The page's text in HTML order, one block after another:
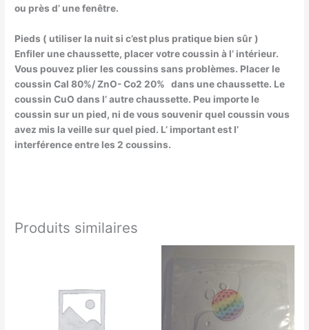
ou près d’ une fenêtre.
Pieds ( utiliser la nuit si c’est plus pratique bien sûr )
Enfiler une chaussette, placer votre coussin à l’ intérieur.
Vous pouvez plier les coussins sans problèmes. Placer le
coussin Cal 80%/ ZnO- Co2 20% dans une chaussette. Le
coussin CuO dans l’ autre chaussette. Peu importe le
coussin sur un pied, ni de vous souvenir quel coussin vous
avez mis la veille sur quel pied. L’ important est l’
interférence entre les 2 coussins.
Produits similaires